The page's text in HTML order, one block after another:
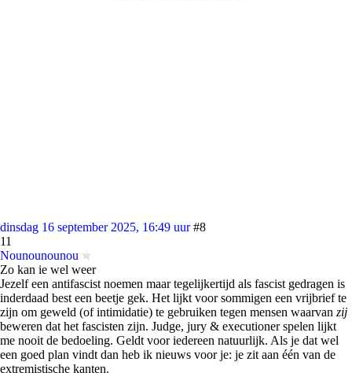
dinsdag 16 september 2025, 16:49 uur #8
11
Nounounounou
Zo kan ie wel weer
Jezelf een antifascist noemen maar tegelijkertijd als fascist gedragen is
inderdaad best een beetje gek. Het lijkt voor sommigen een vrijbrief te
zijn om geweld (of intimidatie) te gebruiken tegen mensen waarvan zij
beweren dat het fascisten zijn. Judge, jury & executioner spelen lijkt
me nooit de bedoeling. Geldt voor iedereen natuurlijk. Als je dat wel
een goed plan vindt dan heb ik nieuws voor je: je zit aan één van de
extremistische kanten.